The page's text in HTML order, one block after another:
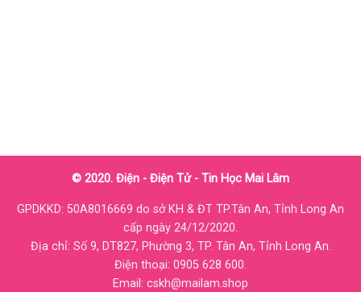
© 2020. Điện - Điện Tử - Tin Học Mai Lâm
GPDKKD: 50A8016669 do sở KH & ĐT TP.Tân An, Tỉnh Long An
cấp ngày 24/12/2020.
Địa chỉ: Số 9, DT827, Phường 3, TP. Tân An, Tỉnh Long An.
Điện thoại: 0905 628 600.
Email: cskh@mailam.shop